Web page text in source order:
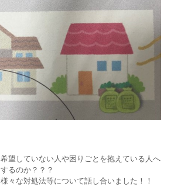
望していない人や困りごとを抱えている人へ
るのか？？？
々な対処法等について話し合いました！！